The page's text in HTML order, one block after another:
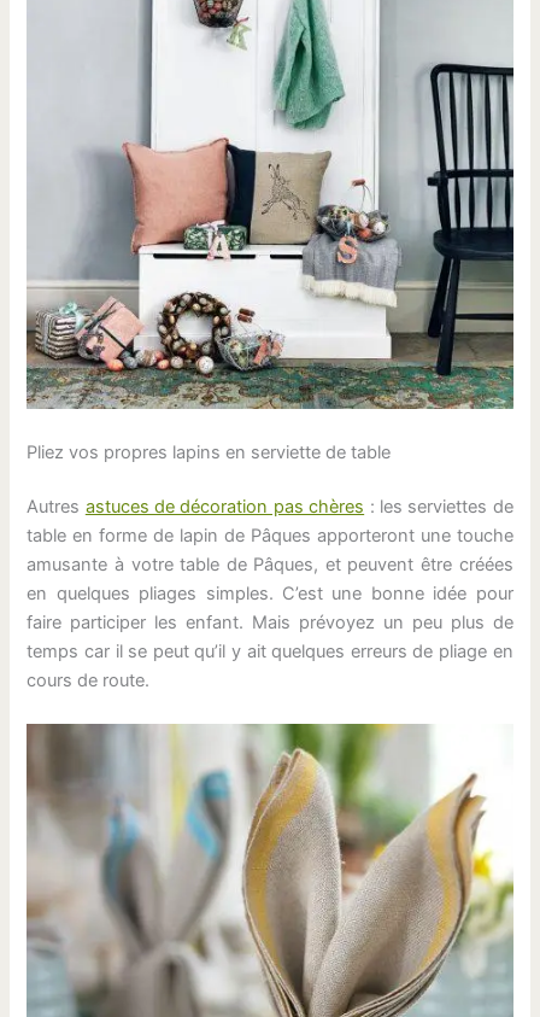
Pliez vos propres lapins en serviette de table
Autres astuces de décoration pas chères : les serviettes de
table en forme de lapin de Pâques apporteront une touche
amusante à votre table de Pâques, et peuvent être créées
en quelques pliages simples. C’est une bonne idée pour
faire participer les enfant. Mais prévoyez un peu plus de
temps car il se peut qu’il y ait quelques erreurs de pliage en
cours de route.